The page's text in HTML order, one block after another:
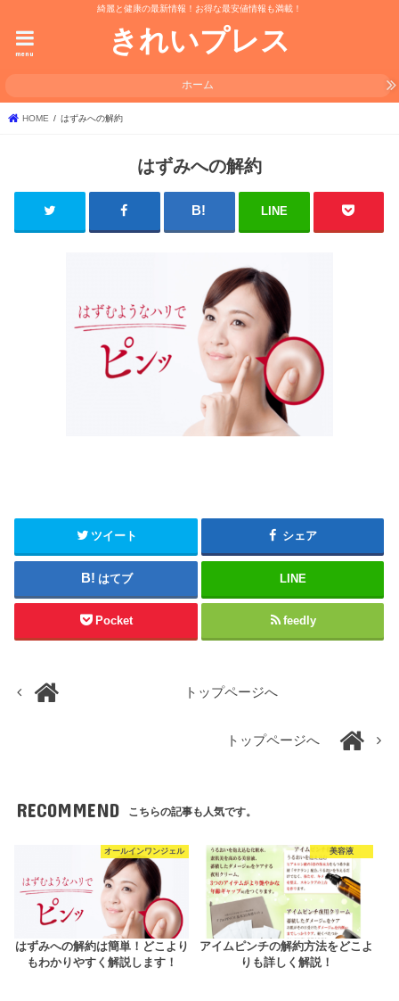
綺麗と健康の最新情報！お得な最安値情報も満載！
きれいプレス
menu
ホーム
HOME はずみへの解約
はずみへの解約
LINE
ツイート シェア
はてブ LINE
Pocket feedly
トップページへ
トップページへ
RECOMMEND こちらの記事も人気です。
オールインワンジェル
はずみへの解約は簡単！どこより
もわかりやすく解説します！
美容液
アイムピンチの解約方法をどこよ
りも詳しく解説！